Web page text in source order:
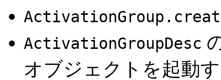
ActivationGroupDesc
オブジェクトを起動